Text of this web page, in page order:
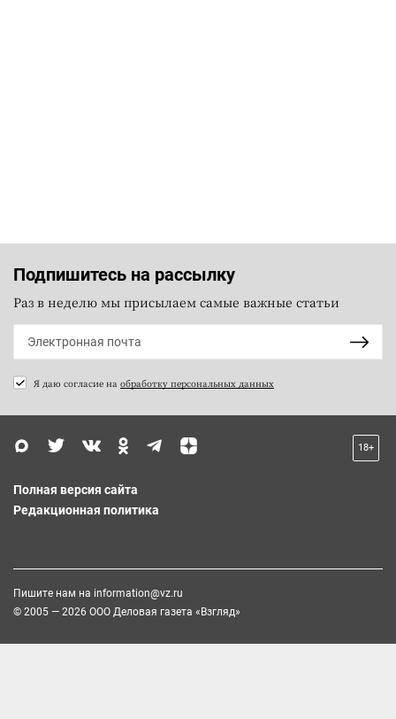
Подпишитесь на рассылку
Раз в неделю мы присылаем самые важные статьи
Я даю согласие на обработку персональных данных
18+
Полная версия сайта
Редакционная политика
Пишите нам на information@vz.ru
© 2005 — 2026 ООО Деловая газета «Взгляд»